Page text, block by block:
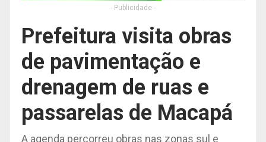
- Publicidade -
Prefeitura visita obras
de pavimentação e
drenagem de ruas e
passarelas de Macapá
A agenda percorreu obras nas zonas sul e